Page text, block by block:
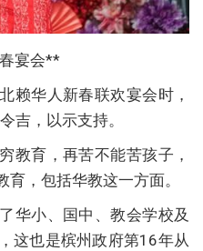
宴会**
赖华人新春联欢宴会时，
吉，以示支持。
教育，再苦不能苦孩子，
，包括华教这一方面。
华小、国中、教会学校及
这也是槟州政府第16年从